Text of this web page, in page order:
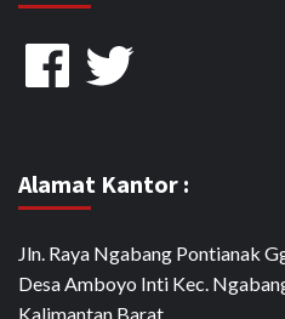
FacebookTwitter
Alamat Kantor :
Jln. Raya Ngabang Pontianak
Desa Amboyo Inti Kec.
Kalimantan Barat